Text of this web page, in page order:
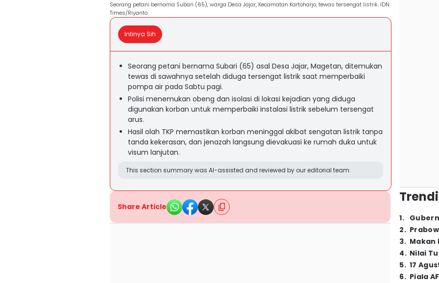
Seorang petani bernama Subari (65), warga Desa Jajar, Kecamatan Kartoharjo, tewas tersengat listrik. IDN
Times/Riyanto.
Intinya Sih
Seorang petani bernama Subari (65) asal Desa Jajar, Magetan, ditemukan
tewas di sawahnya setelah diduga tersengat listrik saat memperbaiki
pompa air pada Sabtu pagi.
Polisi menemukan obeng dan isolasi di lokasi kejadian yang diduga
digunakan korban untuk memperbaiki instalasi listrik sebelum tersengat
arus.
Hasil olah TKP memastikan korban meninggal akibat sengatan listrik tanpa
tanda kekerasan, dan jenazah langsung dievakuasi ke rumah duka untuk
visum lanjutan.
This section summary was AI-assisted and reviewed by our editorial team.
Share Article
1.
2.
3. Makan
4. Nilai
5. 17
6. Piala